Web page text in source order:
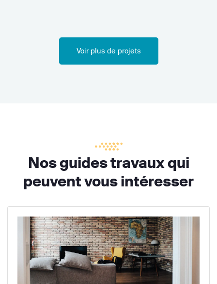
Voir plus de projets
Nos guides travaux qui
peuvent vous intéresser